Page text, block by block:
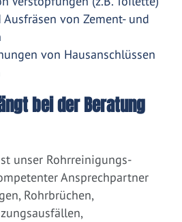
von Zement- und
von Hausanschlüssen
bei der Beratung
unser Rohrreinigungs-
Ansprechpartner
Rohrbrüchen,